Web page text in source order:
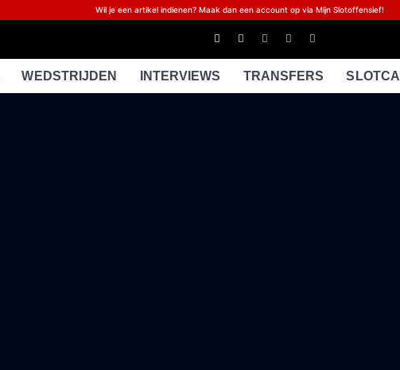
Wil je een artikel indienen? Maak dan een account op via Mijn Slotoffensief!
WEDSTRIJDEN INTERVIEWS TRANSFERS